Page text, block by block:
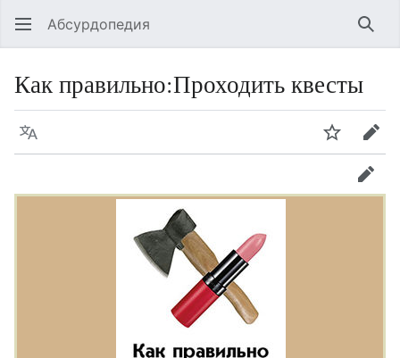
Абсурдопедия
Как правильно:Проходить квесты
Язык